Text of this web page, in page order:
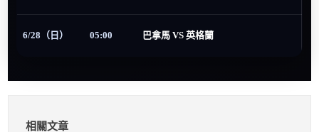
6/28（日） 05:00 巴拿馬 VS 英格蘭
相關文章